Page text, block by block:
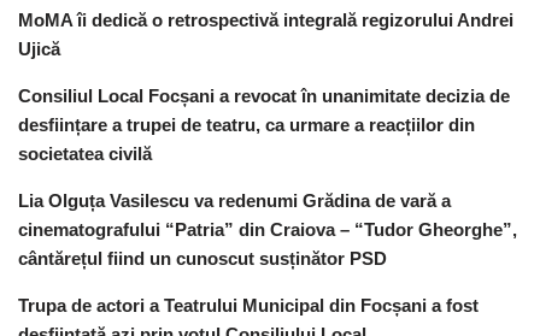
MoMA îi dedică o retrospectivă integrală regizorului Andrei
Ujică
Consiliul Local Focșani a revocat în unanimitate decizia de
desființare a trupei de teatru, ca urmare a reacțiilor din
societatea civilă
Lia Olguța Vasilescu va redenumi Grădina de vară a
cinematografului “Patria” din Craiova – “Tudor Gheorghe”,
cântărețul fiind un cunoscut susținător PSD
Trupa de actori a Teatrului Municipal din Focșani a fost